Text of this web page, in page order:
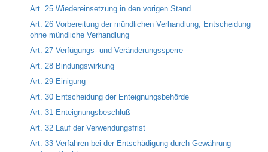
Art. 25 Wiedereinsetzung in den vorigen Stand
Art. 26 Vorbereitung der mündlichen Verhandlung; Entscheidung
ohne mündliche Verhandlung
Art. 27 Verfügungs- und Veränderungssperre
Art. 28 Bindungswirkung
Art. 29 Einigung
Art. 30 Entscheidung der Enteignungsbehörde
Art. 31 Enteignungsbeschluß
Art. 32 Lauf der Verwendungsfrist
Art. 33 Verfahren bei der Entschädigung durch Gewährung